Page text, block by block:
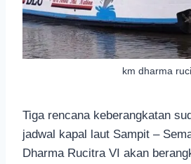
km dharma
Tiga rencana keberangkatan
jadwal kapal laut Sampit –
Dharma Rucitra VI akan